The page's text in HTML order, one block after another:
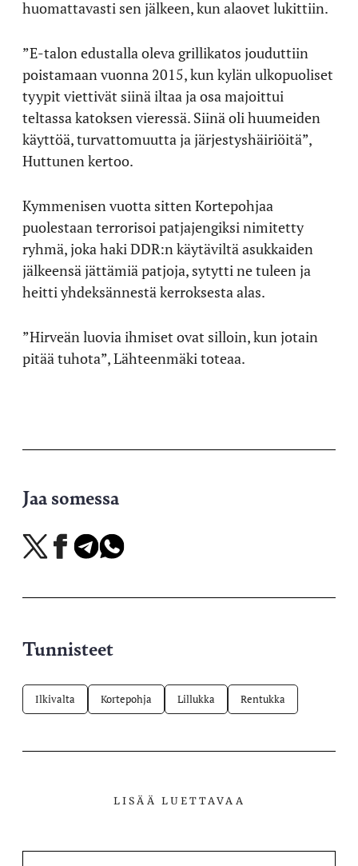
huomattavasti sen jälkeen, kun alaovet lukittiin.
”E-talon edustalla oleva grillikatos jouduttiin
poistamaan vuonna 2015, kun kylän ulkopuoliset
tyypit viettivät siinä iltaa ja osa majoittui
teltassa katoksen vieressä. Siinä oli huumeiden
käyttöä, turvattomuutta ja järjestyshäiriöitä”,
Huttunen kertoo.
Kymmenisen vuotta sitten Kortepohjaa
puolestaan terrorisoi patjajengiksi nimitetty
ryhmä, joka haki DDR:n käytäviltä asukkaiden
jälkeensä jättämiä patjoja, sytytti ne tuleen ja
heitti yhdeksännestä kerroksesta alas.
”Hirveän luovia ihmiset ovat silloin, kun jotain
pitää tuhota”, Lähteenmäki toteaa.
Jaa somessa
Jaa
X-
Jaa
Facebookissa
Jaa
Telegramissa
Jaa
WhatsAppissa
Tunnisteet
Ilkivalta Kortepohja Lillukka Rentukka
LISÄÄ LUETTAVAA